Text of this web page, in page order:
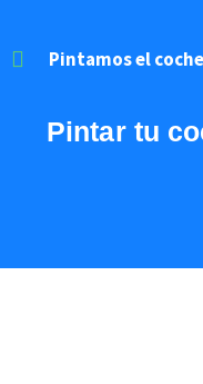
Pintamos el
Pintartu